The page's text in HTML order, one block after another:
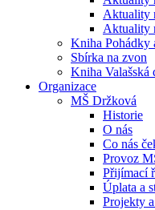
Aktuality
Aktuality
Kniha Pohádky
Sbírka na zvon
Kniha Valašská
Organizace
MŠ Držková
Historie
O nás
Co nás
Provoz
Přijímací
Úplata a
Projekty